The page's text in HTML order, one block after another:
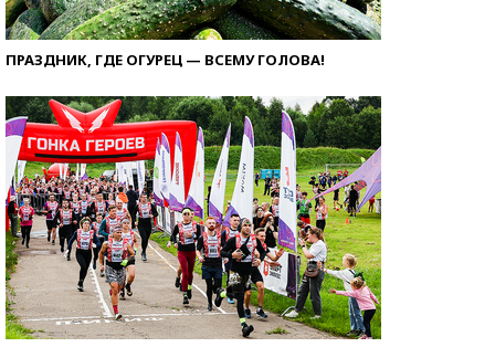
ПРАЗДНИК, ГДЕ ОГУРЕЦ — ВСЕМУ ГОЛОВА!